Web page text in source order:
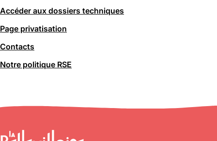
Accéder aux dossiers techniques
Page privatisation
Contacts
Notre politique RSE